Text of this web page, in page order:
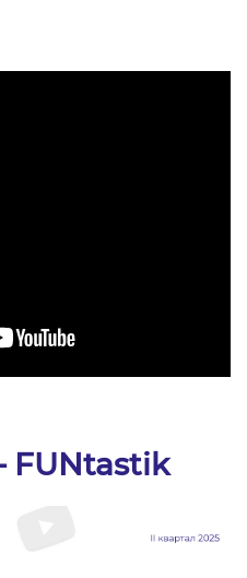
FUNtastik